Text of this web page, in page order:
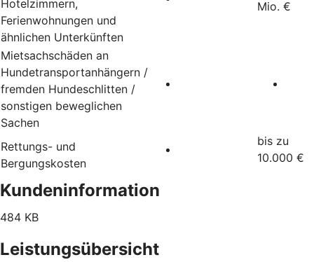
Hotelzimmern,
Ferienwohnungen und
ähnlichen Unterkünften
Mio. €
Mietsachschäden an
Hundetransportanhängern /
fremden Hundeschlitten /
sonstigen beweglichen
Sachen
Rettungs- und
Bergungskosten
bis zu
10.000 €
Kundeninformation
484 KB
Leistungsübersicht